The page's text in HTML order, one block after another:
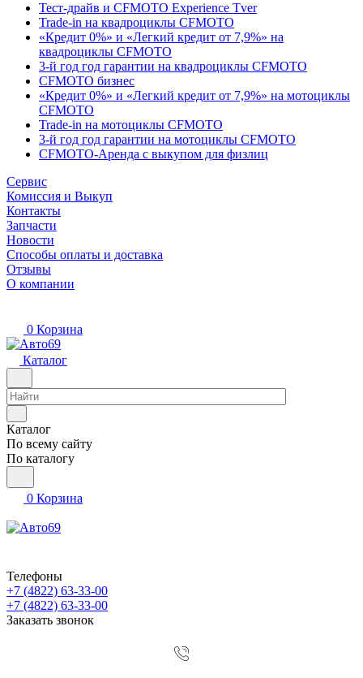
Тест-драйв и CFMOTO Experience Tver
Trade-in на квадроциклы CFMOTO
«Кредит 0%» и «Легкий кредит от 7,9%» на
квадроциклы CFMOTO
3-й год год гарантии на квадроциклы CFMOTO
CFMOTO бизнес
«Кредит 0%» и «Легкий кредит от 7,9%» на мотоциклы
CFMOTO
Trade-in на мотоциклы CFMOTO
3-й год год гарантии на мотоциклы CFMOTO
CFMOTO-Аренда с выкупом для физлиц
Сервис
Комиссия и Выкуп
Контакты
Запчасти
Новости
Способы оплаты и доставка
Отзывы
О компании
0 Корзина
Каталог
Каталог
По всему сайту
По каталогу
0 Корзина
Телефоны
+7 (4822) 63-33-00
+7 (4822) 63-33-00
Заказать звонок